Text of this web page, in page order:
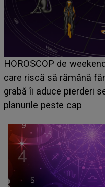
în
Emanuel a
acum! În fața
face o
sa: "I-am spus